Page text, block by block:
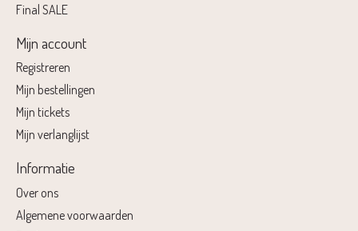
Final SALE
Mijn account
Registreren
Mijn bestellingen
Mijn tickets
Mijn verlanglijst
Informatie
Over ons
Algemene voorwaarden